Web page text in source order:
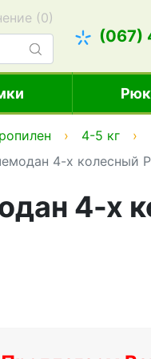
(0)
(067)
4-5 кг
4-х колесный
4-х